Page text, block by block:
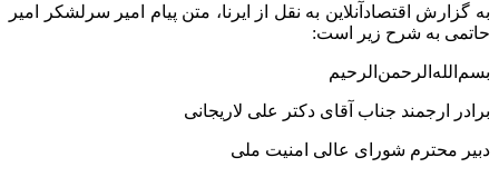
به گزارش اقتصادآنلاین به نقل از ایرنا، متن پیام امیر سرلشکر امیر
حاتمی به شرح زیر است:
بسم‌الله‌الرحمن‌الرحیم
برادر ارجمند جناب آقای دکتر علی لاریجانی
دبیر محترم شورای عالی امنیت ملی